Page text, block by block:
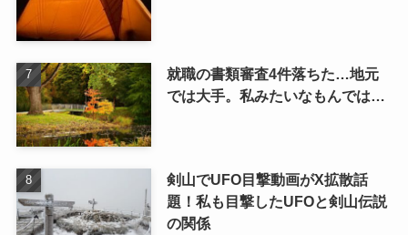
就職の書類審査4件落ちた…地元
では大手。私みたいなもんでは…
剣山でUFO目撃動画がX拡散話
題！私も目撃したUFOと剣山伝説
の関係